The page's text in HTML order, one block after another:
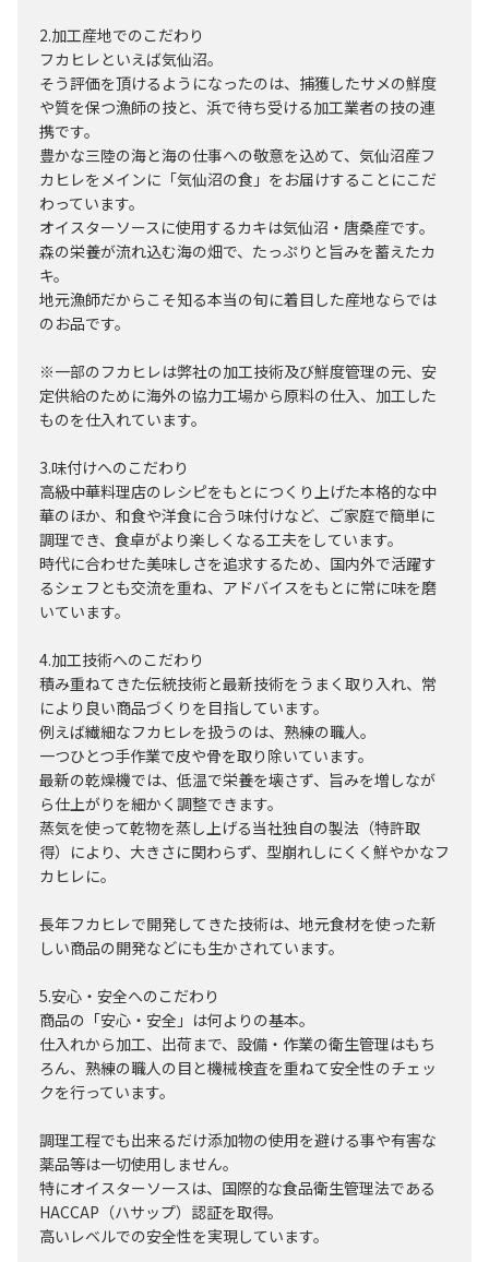
2.加工産地でのこだわり
フカヒレといえば気仙沼。
そう評価を頂けるようになったのは、捕獲したサメの鮮度
や質を保つ漁師の技と、浜で待ち受ける加工業者の技の連
携です。
豊かな三陸の海と海の仕事への敬意を込めて、気仙沼産フ
カヒレをメインに「気仙沼の食」をお届けすることにこだ
わっています。
オイスターソースに使用するカキは気仙沼・唐桑産です。
森の栄養が流れ込む海の畑で、たっぷりと旨みを蓄えたカ
キ。
地元漁師だからこそ知る本当の旬に着目した産地ならでは
のお品です。
※一部のフカヒレは弊社の加工技術及び鮮度管理の元、安
定供給のために海外の協力工場から原料の仕入、加工した
ものを仕入れています。
3.味付けへのこだわり
高級中華料理店のレシピをもとにつくり上げた本格的な中
華のほか、和食や洋食に合う味付けなど、ご家庭で簡単に
調理でき、食卓がより楽しくなる工夫をしています。
時代に合わせた美味しさを追求するため、国内外で活躍す
るシェフとも交流を重ね、アドバイスをもとに常に味を磨
いています。
4.加工技術へのこだわり
積み重ねてきた伝統技術と最新技術をうまく取り入れ、常
により良い商品づくりを目指しています。
例えば繊細なフカヒレを扱うのは、熟練の職人。
一つひとつ手作業で皮や骨を取り除いています。
最新の乾燥機では、低温で栄養を壊さず、旨みを増しなが
ら仕上がりを細かく調整できます。
蒸気を使って乾物を蒸し上げる当社独自の製法（特許取
得）により、大きさに関わらず、型崩れしにくく鮮やかなフ
カヒレに。
長年フカヒレで開発してきた技術は、地元食材を使った新
しい商品の開発などにも生かされています。
5.安心・安全へのこだわり
商品の「安心・安全」は何よりの基本。
仕入れから加工、出荷まで、設備・作業の衛生管理はもち
ろん、熟練の職人の目と機械検査を重ねて安全性のチェッ
クを行っています。
調理工程でも出来るだけ添加物の使用を避ける事や有害な
薬品等は一切使用しません。
特にオイスターソースは、国際的な食品衛生管理法である
HACCAP（ハサップ）認証を取得。
高いレベルでの安全性を実現しています。